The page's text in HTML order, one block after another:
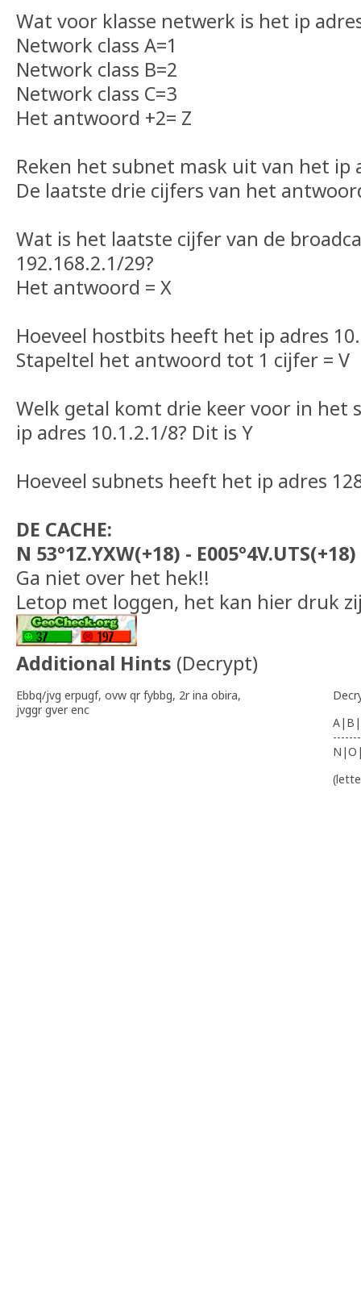
Wat voor klasse netwerk is het ip
Network class A=1
Network class B=2
Network class C=3
Het antwoord +2= Z
Reken het subnet mask uit van het ip
De laatste drie cijfers van het
Wat is het laatste cijfer van de
192.168.2.1/29?
Het antwoord = X
Hoeveel hostbits heeft het ip adres
Stapeltel het antwoord tot 1 cijfer = V
Welk getal komt drie keer voor in het
ip adres 10.1.2.1/8? Dit is Y
Hoeveel subnets heeft het ip adres
DE CACHE:
N 53º1Z.YXW(+18) - E005º4V.UTS(+18)
Ga niet over het hek!!
Letop met loggen, het kan hier druk
Additional Hints (Decrypt)
Ebbq/jvg erpugf, ovw qr fybbg, 2r ina obira,
jvggr gver enc